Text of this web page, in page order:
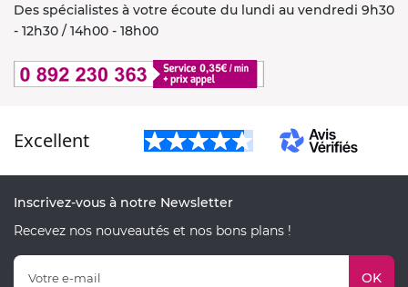
Des spécialistes à votre écoute du lundi au vendredi 9h30
- 12h30 / 14h00 - 18h00
Excellent
Inscrivez-vous à notre Newsletter
Recevez nos nouveautés et nos bons plans !
OK